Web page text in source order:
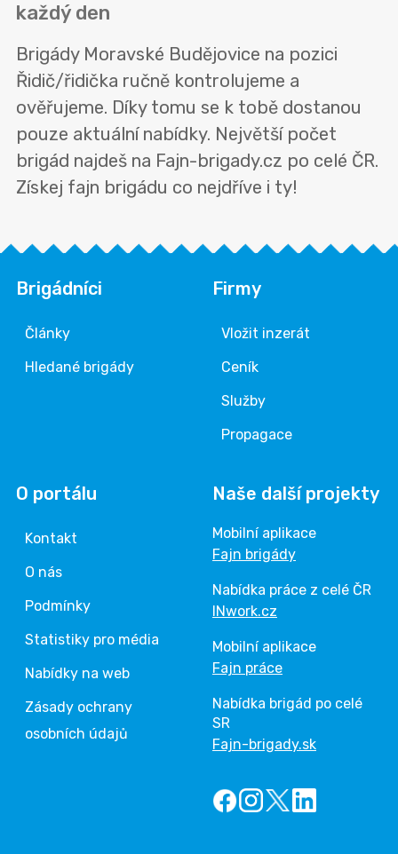
každý den
Brigády Moravské Budějovice na pozici
Řidič/řidička ručně kontrolujeme a
ověřujeme. Díky tomu se k tobě dostanou
pouze aktuální nabídky. Největší počet
brigád najdeš na Fajn-brigady.cz po celé ČR.
Získej fajn brigádu co nejdříve i ty!
Brigádníci
Články
Hledané brigády
Firmy
Vložit inzerát
Ceník
Služby
Propagace
O portálu
Kontakt
O nás
Podmínky
Statistiky pro média
Nabídky na web
Zásady ochrany
osobních údajů
Naše další projekty
Mobilní aplikace
Fajn brigády
Nabídka práce z celé ČR
INwork.cz
Mobilní aplikace
Fajn práce
Nabídka brigád po celé
SR
Fajn-brigady.sk